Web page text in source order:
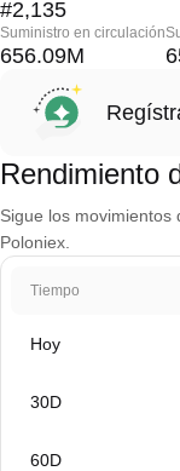
#2,135
Suministro en circulación
656.09M
Rendimiento
Sigue los
Poloniex.
Tiempo
Hoy
30D
60D